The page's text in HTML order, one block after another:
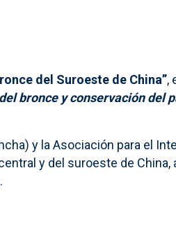
del Suroeste de China”,
bronce y conservación del
y la Asociación para el
y del suroeste de China,